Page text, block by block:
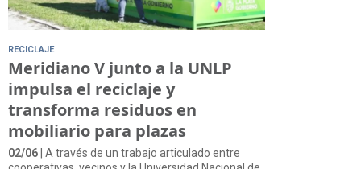
RECICLAJE
Meridiano V junto a la UNLP
impulsa el reciclaje y
transforma residuos en
mobiliario para plazas
02/06 | A través de un trabajo articulado entre